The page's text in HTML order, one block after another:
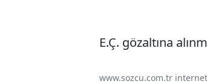
E.Ç. gözaltına
www.sozcu.com.tr